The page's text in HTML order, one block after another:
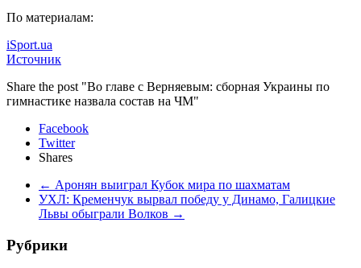
По материалам:
iSport.ua
Источник
Share the post "Во главе с Верняевым: сборная Украины по
гимнастике назвала состав на ЧМ"
Facebook
Twitter
Shares
← Аронян выиграл Кубок мира по шахматам
УХЛ: Кременчук вырвал победу у Динамо, Галицкие
Львы обыграли Волков →
Рубрики